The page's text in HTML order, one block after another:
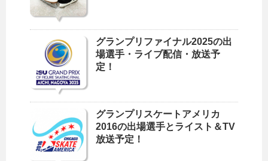
グランプリファイナル2025の出
場選手・ライブ配信・放送予
定！
グランプリスケートアメリカ
2016の出場選手とライスト＆TV
放送予定！